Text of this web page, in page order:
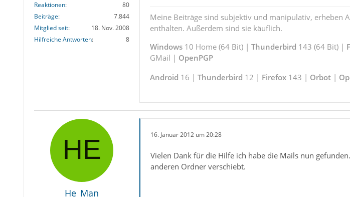
Reaktionen
80
Beiträge
7.844
Mitglied seit
18. Nov. 2008
Hilfreiche Antworten
8
Meine Beiträge sind subjektiv und manipulativ, erheben
enthalten. Außerdem sind sie käuflich.
Windows10 Home (64 Bit) | Thunderbird 143 (64 Bit) |
GMail | OpenPGP
Android 16 | Thunderbird 12 | Firefox143 | Orbot|
He_Man
16. Januar 2012 um 20:28
Vielen Dank für die Hilfe ich habe die Mails nun
anderen Ordner verschiebt.